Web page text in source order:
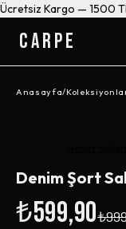
Ücretsiz Kargo — 1500
CARPE
Anasayfa/
Denim Şort
₺599,90